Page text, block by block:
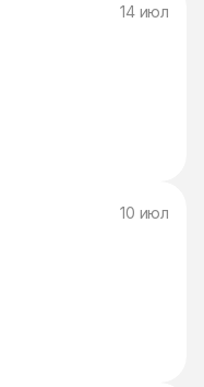
14 июл
10 июл